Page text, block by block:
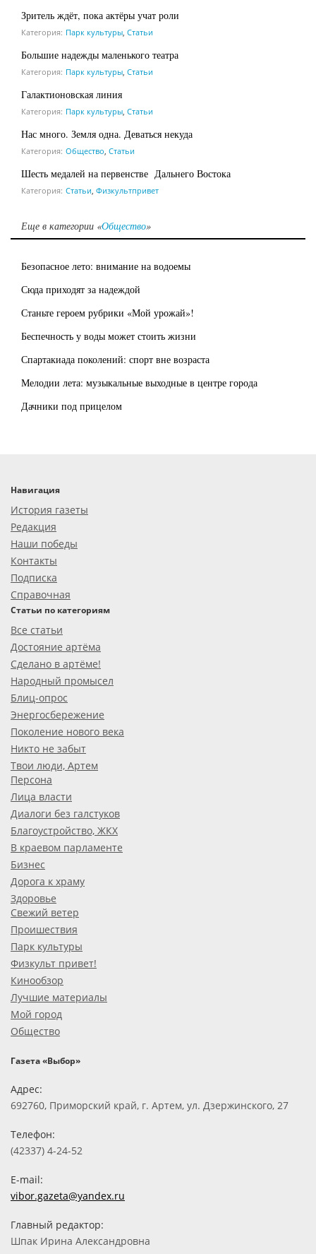
Зритель ждёт, пока актёры учат роли
Категория: Парк культуры Статьи
Большие надежды маленького театра
Категория: Парк культуры Статьи
Галактионовская линия
Категория: Парк культуры Статьи
Нас много. Земля одна. Деваться некуда
Категория: Общество Статьи
Шесть медалей на первенстве Дальнего Востока
Категория: Статьи Физкультпривет
Еще в категории «Общество»
Безопасное лето: внимание на водоемы
Сюда приходят за надеждой
Станьте героем рубрики «Мой урожай»!
Беспечность у воды может стоить жизни
Спартакиада поколений: спорт вне возраста
Мелодии лета: музыкальные выходные в центре города
Дачники под прицелом
Навигация
История газеты
Редакция
Наши победы
Контакты
Подписка
Справочная
Статьи по категориям
Все статьи
Достояние артёма
Сделано в артёме!
Народный промысел
Блиц-опрос
Энергосбережение
Поколение нового века
Никто не забыт
Твои люди, Артем
Персона
Лица власти
Диалоги без галстуков
Благоустройство, ЖКХ
В краевом парламенте
Бизнес
Дорога к храму
Здоровье
Свежий ветер
Проишествия
Парк культуры
Физкульт привет!
Кинообзор
Лучшие материалы
Мой город
Общество
Газета «Выбор»
Адрес:
692760, Приморский край, г. Артем, ул. Дзержинского, 27
Телефон:
(42337) 4-24-52
E-mail:
vibor.gazeta@yandex.ru
Главный редактор:
Шпак Ирина Александровна